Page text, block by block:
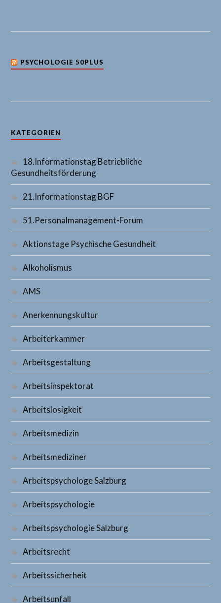
PSYCHOLOGIE 50PLUS
KATEGORIEN
18.Informationstag Betriebliche
Gesundheitsförderung
21.Informationstag BGF
51.Personalmanagement-Forum
Aktionstage Psychische Gesundheit
Alkoholismus
AMS
Anerkennungskultur
Arbeiterkammer
Arbeitsgestaltung
Arbeitsinspektorat
Arbeitslosigkeit
Arbeitsmedizin
Arbeitsmediziner
Arbeitspsychologe Salzburg
Arbeitspsychologie
Arbeitspsychologie Salzburg
Arbeitsrecht
Arbeitssicherheit
Arbeitsunfall